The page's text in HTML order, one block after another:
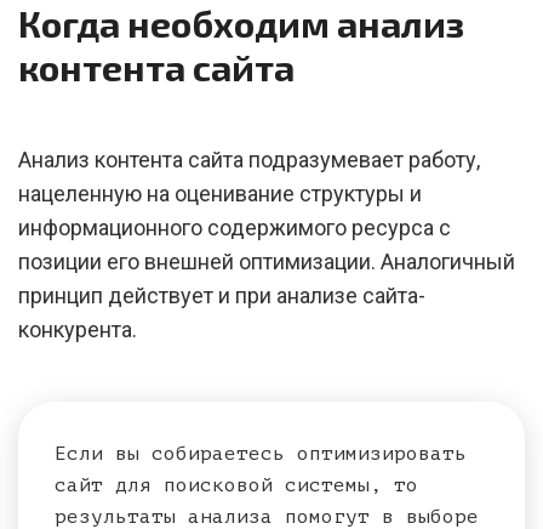
Когда необходим анализ
контента сайта
Анализ контента сайта подразумевает работу,
нацеленную на оценивание структуры и
информационного содержимого ресурса с
позиции его внешней оптимизации. Аналогичный
принцип действует и при анализе сайта-
конкурента.
Если вы собираетесь оптимизировать
сайт для поисковой системы, то
результаты анализа помогут в выборе